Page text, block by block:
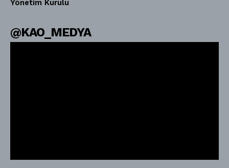
Yönetim Kurulu
@KAO_MEDYA